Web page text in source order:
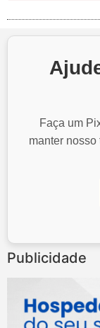
Faça um
manter
Publicidade